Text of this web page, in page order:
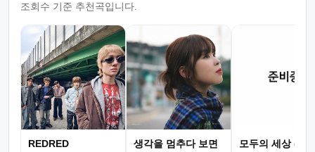
조회수 기준 추천곡입니다.
REDRED 생각을 멈추다 보면 모두의 세상 (뮤